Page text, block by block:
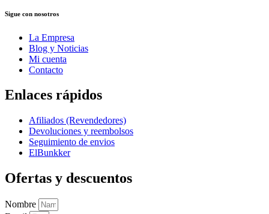
Sigue con nosotros
La Empresa
Blog y Noticias
Mi cuenta
Contacto
Enlaces rápidos
Afiliados (Revendedores)
Devoluciones y reembolsos
Seguimiento de envios
ElBunkker
Ofertas y descuentos
Nombre